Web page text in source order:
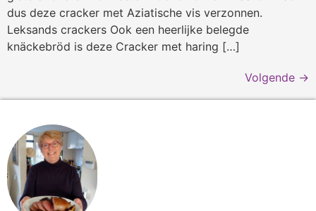
dus deze cracker met Aziatische vis verzonnen.
Leksands crackers Ook een heerlijke belegde
knäckebröd is deze Cracker met haring […]
Volgende →